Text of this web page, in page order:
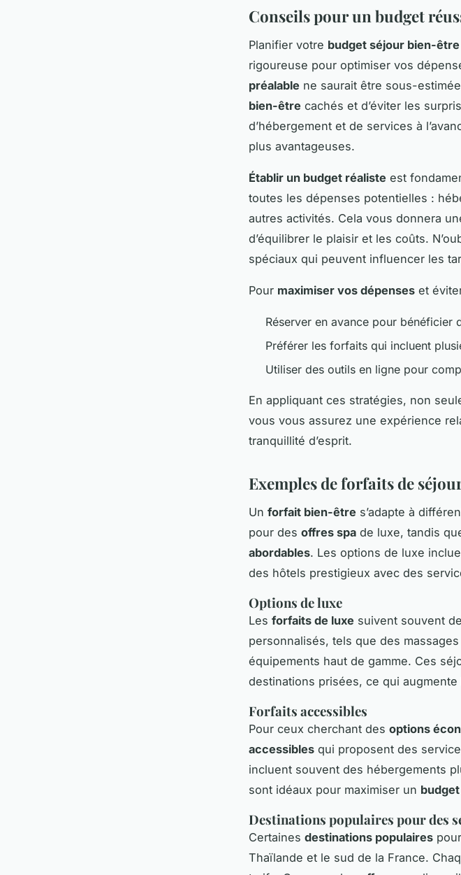
Conseils pour un budget
Planifier votre budget séjour bien-être
rigoureuse pour optimiser vos
préalable ne saurait être sous-
bien-être cachés et d’éviter les
d’hébergement et de services à
plus avantageuses.
Établir un budget réaliste est
toutes les dépenses potentielles :
autres activités. Cela vous donnera
d’équilibrer le plaisir et les coûts.
spéciaux qui peuvent influencer les
Pour maximiser vos dépenses et
Réserver en avance pour bénéficier
Préférer les forfaits qui incluent
Utiliser des outils en ligne pour
En appliquant ces stratégies, non
vous vous assurez une expérience
tranquillité d’esprit.
Exemples de forfaits de
Un forfait bien-être s’adapte à
pour des offres spa de luxe, tandis
abordables. Les options de luxe
des hôtels prestigieux avec des
Options de luxe
Les forfaits de luxe suivent souvent
personnalisés, tels que des
équipements haut de gamme. Ces
destinations prisées, ce qui augmente
Forfaits accessibles
Pour ceux cherchant des options
accessibles qui proposent des
incluent souvent des hébergements
sont idéaux pour maximiser un
Destinations populaires pour des
Certaines destinations populaires
Thaïlande et le sud de la France.